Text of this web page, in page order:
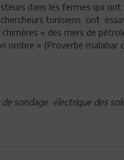
dans les fermes qui
tunisiens ont
« des mers de
ombre » (Proverbe malabar
sondage électrique des